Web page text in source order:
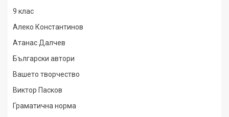
9 клас
Алеко Константинов
Атанас Далчев
Български автори
Вашето творчество
Виктор Пасков
Граматична норма